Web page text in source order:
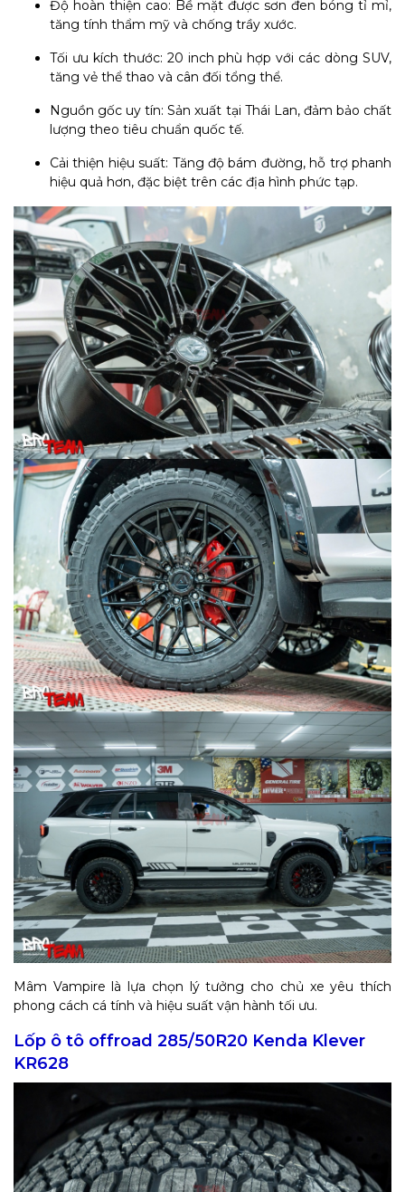
Độ hoàn thiện cao: Bề mặt được sơn đen bóng tỉ mỉ,
tăng tính thẩm mỹ và chống trầy xước.
Tối ưu kích thước: 20 inch phù hợp với các dòng SUV,
tăng vẻ thể thao và cân đối tổng thể.
Nguồn gốc uy tín: Sản xuất tại Thái Lan, đảm bảo chất
lượng theo tiêu chuẩn quốc tế.
Cải thiện hiệu suất: Tăng độ bám đường, hỗ trợ phanh
hiệu quả hơn, đặc biệt trên các địa hình phức tạp.
Mâm Vampire là lựa chọn lý tưởng cho chủ xe yêu thích
phong cách cá tính và hiệu suất vận hành tối ưu.
Lốp ô tô offroad 285/50R20 Kenda Klever
KR628